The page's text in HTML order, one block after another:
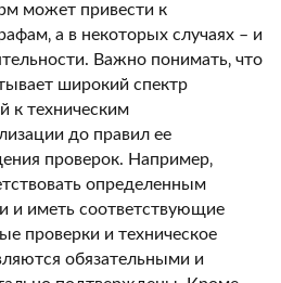
может привести к
а в некоторых случаях – и
Важно понимать‚ что
широкий спектр
к техническим
до правил ее
проверок. Например‚
определенным
и иметь соответствующие
проверки и техническое
обязательными и